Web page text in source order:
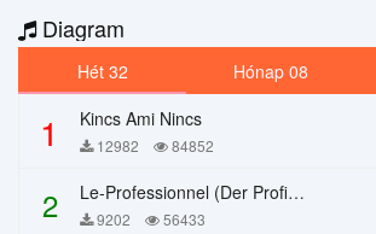
Diagram
Hét 32 Hónap 08
1 Kincs Ami Nincs
12982 84852
2 Le-Professionnel (Der Profi) – Chi Mai
9202 56433